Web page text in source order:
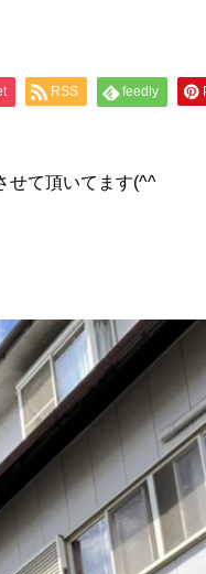
RSS feedly
せて頂いてます(^^